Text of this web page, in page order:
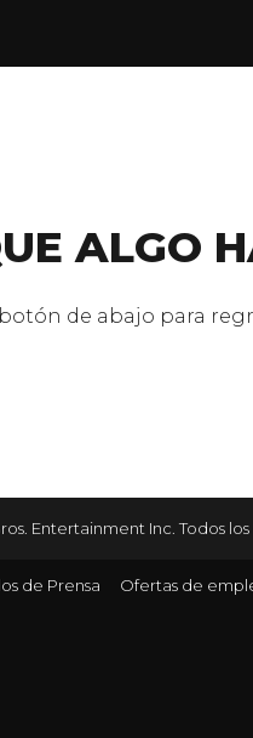
ALGO
de abajo para
Entertainment Inc. Todos
de Prensa Ofertas de